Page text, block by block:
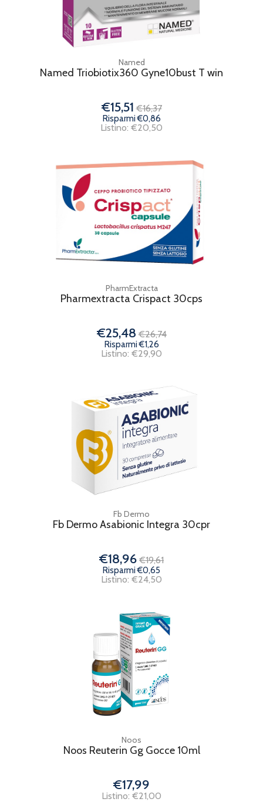
Named
Named Triobiotix360 Gyne10bust T win
€15,51 €16,37
Risparmi €0,86
Listino: €20,50
PharmExtracta
Pharmextracta Crispact 30cps
€25,48 €26,74
Risparmi €1,26
Listino: €29,90
Fb Dermo
Fb Dermo Asabionic Integra 30cpr
€18,96 €19,61
Risparmi €0,65
Listino: €24,50
Noos
Noos Reuterin Gg Gocce 10ml
€17,99
Listino: €21,00